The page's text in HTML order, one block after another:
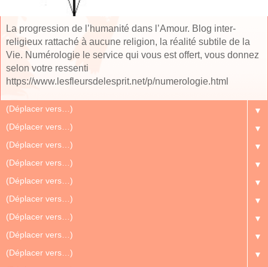
La progression de l’humanité dans l’Amour. Blog inter-
religieux rattaché à aucune religion, la réalité subtile de la
Vie. Numérologie le service qui vous est offert, vous donnez
selon votre ressenti
https://www.lesfleursdelesprit.net/p/numerologie.html
▼
▼
▼
▼
▼
▼
▼
▼
▼